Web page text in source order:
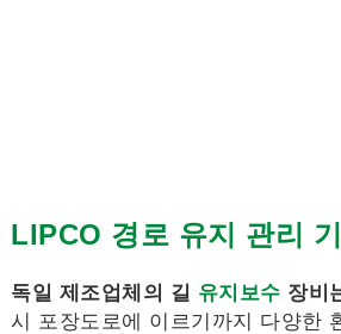
LIPCO 경로 유지 관리
독일 제조업체의 길 유지보수 장비
시 포장도로에 이르기까지 다양한